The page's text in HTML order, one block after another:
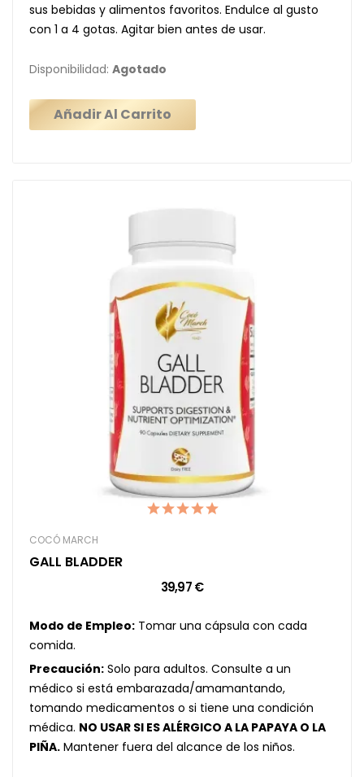
sus bebidas y alimentos favoritos. Endulce al gusto
con 1 a 4 gotas. Agitar bien antes de usar.
Disponibilidad: Agotado
Añadir Al Carrito
COCÓ MARCH
GALL BLADDER
39,97 €
Modo de Empleo: Tomar una cápsula con cada
comida.
Precaución: Solo para adultos. Consulte a un
médico si está embarazada/amamantando,
tomando medicamentos o si tiene una condición
médica. NO USAR SI ES ALÉRGICO A LA PAPAYA O LA
PIÑA. Mantener fuera del alcance de los niños.